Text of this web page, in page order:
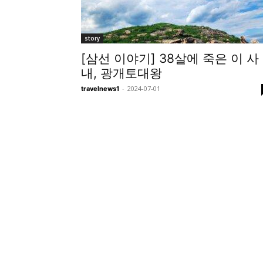
story
[삼선 이야기] 38살에 죽은 이 사
내, 광개토대왕
travelnews1 - 2024-07-01